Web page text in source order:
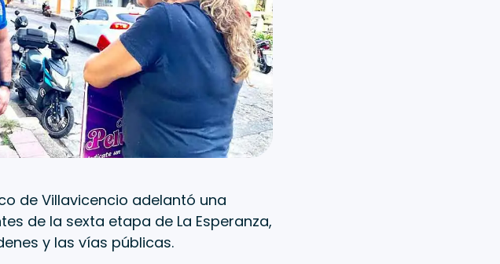
de Villavicencio adelantó una
de la sexta etapa de La Esperanza,
y las vías públicas.